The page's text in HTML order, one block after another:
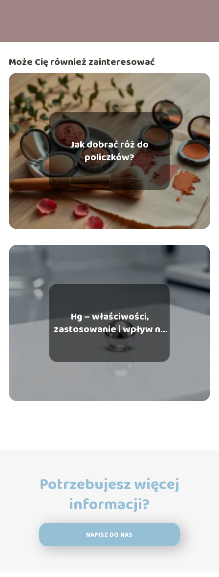
Może Cię również zainteresować
Jak dobrać róż do
policzków?
Hg – właściwości,
zastosowanie i wpływ na
zdrowie
Potrzebujesz więcej
informacji?
NAPISZ DO NAS